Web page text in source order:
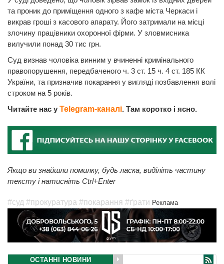
та проник до приміщення одного з кафе міста Черкаси і
викрав гроші з касового апарату. Його затримали на місці
злочину працівники охоронної фірми. У зловмисника
вилучили понад 30 тис грн.
Суд визнав чоловіка винним у вчиненні кримінального
правопорушення, передбаченого ч. 3 ст. 15 ч. 4 ст. 185 КК
України, та призначив покарання у вигляді позбавлення волі
строком на 5 років.
Читайте нас у Telegram-каналі. Там коротко і ясно.
Якщо ви знайшли помилку, будь ласка, виділіть частину
тексту і натисніть Ctrl+Enter
#суд #прокуратура #покарання #ґрати Реклама
ОСТАННІ НОВИНИ